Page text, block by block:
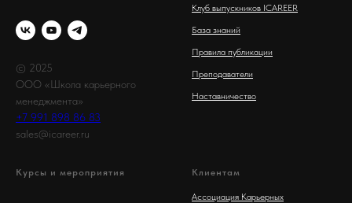
© 2025
ООО «Школа карьерного
менеджмента»
+7 991 898 86 83
sales@icareer.ru
Клуб выпускников ICAREER
База знаний
Правила публикации
Преподаватели
Наставничество
Курсы и мероприятия Клиентам
Ассоциация Карьерных